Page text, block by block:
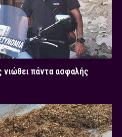
νιώθει πάντα ασφαλής